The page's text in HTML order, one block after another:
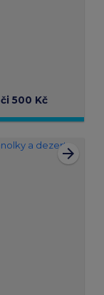
500 Kč
arrow_forward